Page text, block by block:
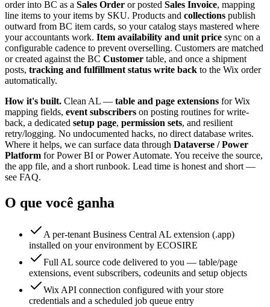
order into BC as a Sales Order or posted Sales Invoice, mapping
line items to your items by SKU. Products and collections publish
outward from BC item cards, so your catalog stays mastered where
your accountants work. Item availability and unit price sync on a
configurable cadence to prevent overselling. Customers are matched
or created against the BC Customer table, and once a shipment
posts, tracking and fulfillment status write back to the Wix order
automatically.
How it's built. Clean AL — table and page extensions for Wix
mapping fields, event subscribers on posting routines for write-
back, a dedicated setup page, permission sets, and resilient
retry/logging. No undocumented hacks, no direct database writes.
Where it helps, we can surface data through Dataverse / Power
Platform for Power BI or Power Automate. You receive the source,
the app file, and a short runbook. Lead time is honest and short —
see FAQ.
O que você ganha
A per-tenant Business Central AL extension (.app)
installed on your environment by ECOSIRE
Full AL source code delivered to you — table/page
extensions, event subscribers, codeunits and setup objects
Wix API connection configured with your store
credentials and a scheduled job queue entry